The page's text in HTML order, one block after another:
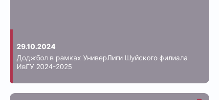
29.10.2024
Доджбол в рамках УниверЛиги Шуйского филиала
ИвГУ 2024-2025